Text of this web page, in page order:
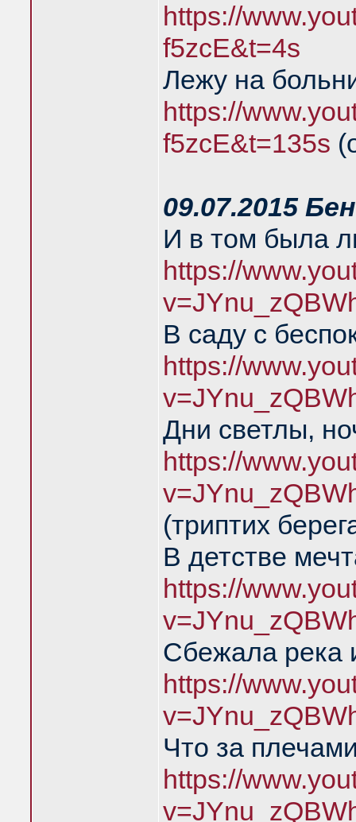
https://
f5zcE&t=4s
Лежу на
https://
f5zcE&t=135s
09.07.2015
И в том была
https://
В саду с
https://
Дни светлы,
https://
(триптих
В детстве
https://
Сбежала река
https://
Что за
https://